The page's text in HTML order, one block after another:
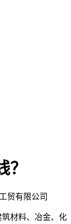
贸有限公司
材料、冶金、化